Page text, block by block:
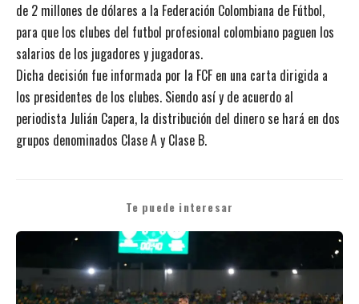
de 2 millones de dólares a la Federación Colombiana de Fútbol,
para que los clubes del futbol profesional colombiano paguen los
salarios de los jugadores y jugadoras.
Dicha decisión fue informada por la FCF en una carta dirigida a
los presidentes de los clubes. Siendo así y de acuerdo al
periodista Julián Capera, la distribución del dinero se hará en dos
grupos denominados Clase A y Clase B.
Te puede interesar